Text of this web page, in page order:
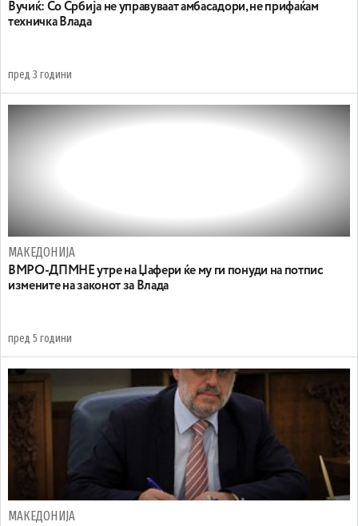
Вучиќ: Со Србија не управуваат амбасадори, не прифаќам
техничка Влада
пред 3 години
МАКЕДОНИЈА
ВМРО-ДПМНЕ утре на Џафери ќе му ги понуди на потпис
измените на законот за Влада
пред 5 години
МАКЕДОНИЈА